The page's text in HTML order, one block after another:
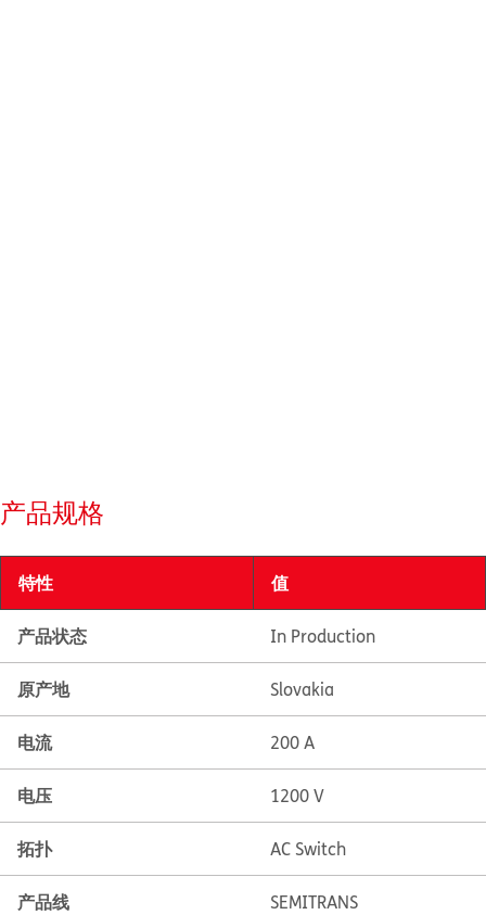
产品规格
特性 值
产品状态 In Production
原产地 Slovakia
电流 200 A
电压 1200 V
拓扑 AC Switch
产品线 SEMITRANS